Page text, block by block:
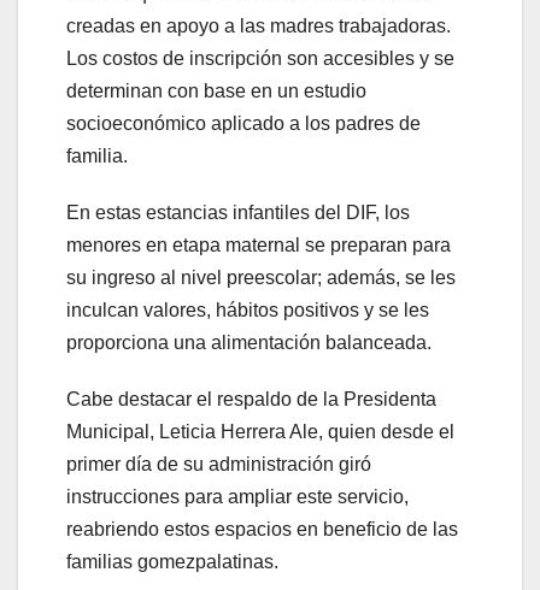
creadas en apoyo a las madres trabajadoras.
Los costos de inscripción son accesibles y se
determinan con base en un estudio
socioeconómico aplicado a los padres de
familia.
En estas estancias infantiles del DIF, los
menores en etapa maternal se preparan para
su ingreso al nivel preescolar; además, se les
inculcan valores, hábitos positivos y se les
proporciona una alimentación balanceada.
Cabe destacar el respaldo de la Presidenta
Municipal, Leticia Herrera Ale, quien desde el
primer día de su administración giró
instrucciones para ampliar este servicio,
reabriendo estos espacios en beneficio de las
familias gomezpalatinas.